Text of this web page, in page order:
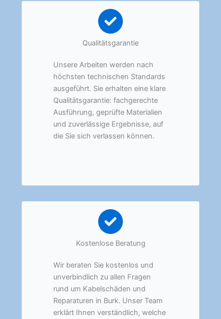
Qualitätsgarantie
Unsere Arbeiten werden nach
höchsten technischen Standards
ausgeführt. Sie erhalten eine klare
Qualitätsgarantie: fachgerechte
Ausführung, geprüfte Materialien
und zuverlässige Ergebnisse, auf
die Sie sich verlassen können.
Kostenlose Beratung
Wir beraten Sie kostenlos und
unverbindlich zu allen Fragen
rund um Kabelschäden und
Reparaturen in Burk. Unser Team
erklärt Ihnen verständlich, welche